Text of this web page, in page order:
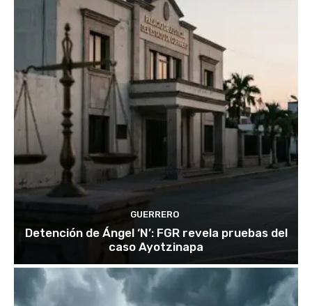
GUERRERO
Detención de Ángel ‘N’: FGR revela pruebas del
caso Ayotzinapa